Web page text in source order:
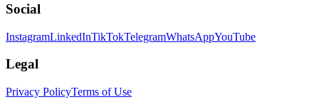
Social
InstagramLinkedInTikTokTelegramWhatsAppYouTube
Legal
Privacy PolicyTerms of Use